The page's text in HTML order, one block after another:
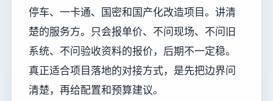
停车、一卡通、国密和国产化改造项目。讲清
楚的服务方。只会报单价、不问现场、不问旧
系统、不问验收资料的报价，后期不一定稳。
真正适合项目落地的对接方式，是先把边界问
清楚，再给配置和预算建议。